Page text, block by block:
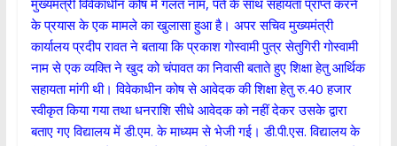
मुख्यमंत्री विवेकाधीन कोष में गलत नाम, पते के साथ सहायता प्राप्त करने
के प्रयास के एक मामले का खुलासा हुआ है। अपर सचिव मुख्यमंत्री
कार्यालय प्रदीप रावत ने बताया कि प्रकाश गोस्वामी पुत्र सेतुगिरी गोस्वामी
नाम से एक व्यक्ति ने खुद को चंपावत का निवासी बताते हुए शिक्षा हेतु आर्थिक
सहायता मांगी थी। विवेकाधीन कोष से आवेदक की शिक्षा हेतु रु.40 हजार
स्वीकृत किया गया तथा धनराशि सीधे आवेदक को नहीं देकर उसके द्वारा
बताए गए विद्यालय में डी.एम. के माध्यम से भेजी गई। डी.पी.एस. विद्यालय के